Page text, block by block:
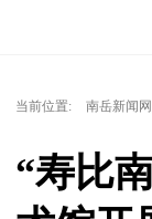
当前位置: 南岳新闻网
“寿比